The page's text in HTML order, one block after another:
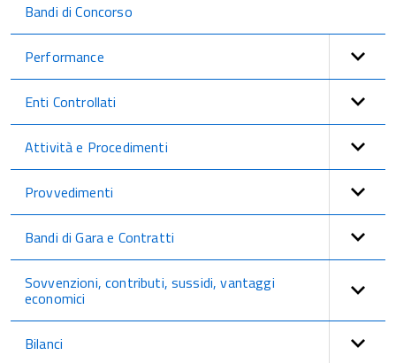
Bandi di Concorso
Performance
Enti Controllati
Attività e Procedimenti
Provvedimenti
Bandi di Gara e Contratti
Sovvenzioni, contributi, sussidi, vantaggi
economici
Bilanci